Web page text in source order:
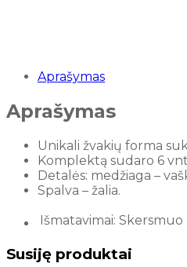
Aprašymas
Aprašymas
Unikali žvakių forma
Komplektą sudaro 6
Detalės: medžiaga –
Spalva – žalia.
Išmatavimai:
Susiję produktai